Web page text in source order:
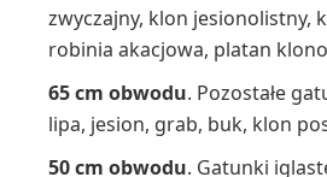
zwyczajny, klon jesionolistny,
robinia akacjowa, platan
65 cm obwodu. Pozostałe
lipa, jesion, grab, buk, klon
50 cm obwodu. Gatunki